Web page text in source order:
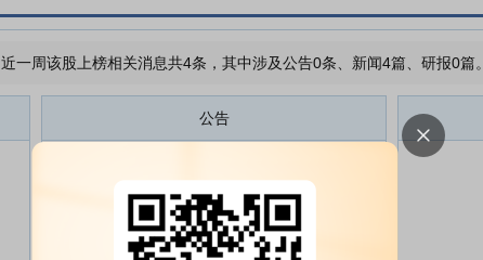
近一周该股上榜相关消息共4条，其中涉及公告0条、新闻4篇、研报0篇。
公告
达到3%暨回购实施完毕的公告
国泰环保:关于控股子公司收到行
政处罚决定书的公告